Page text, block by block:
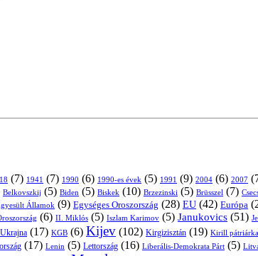
(7) 1941 (7) 1990 (6) 1990-es évek (5) 1991 (9) 2004 (6) 2007
Belkovszkij (5) Biden (5) Biskek (10) Brzezinski (5) Brüsszel (7)
Államok (9) Egységes Oroszország (28) EU (42) Európa
(6) II. Miklós (5) Iszlam Karimov (5) Janukovics (51)
(17) KGB (6) Kijev (102) Kirgizisztán (19) Kirill pátriárka
(17) Lenin (5) Lettország (16) Liberális-Demokrata Párt (5)